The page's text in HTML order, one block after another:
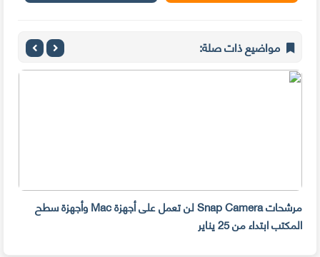
مواضيع ذات صلة:
مرشحات Snap Camera لن تعمل على أجهزة Mac وأجهزة سطح
المكتب ابتداء من 25 يناير